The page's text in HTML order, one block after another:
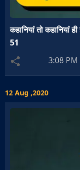
कहानियां तो कहानियां
51
3:08 PM
12 Aug ,2020